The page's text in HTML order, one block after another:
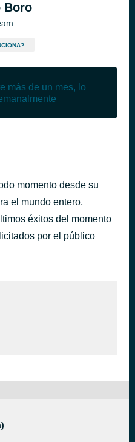
Boro
más de un mes, lo
momento desde su
el mundo entero,
éxitos del momento
por el público